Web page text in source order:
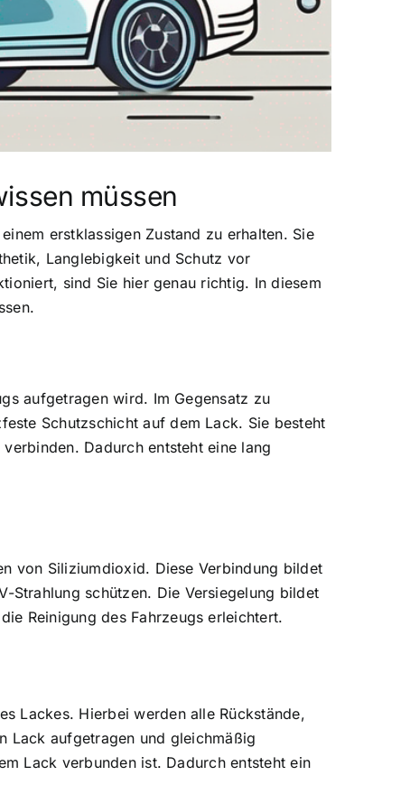
müssen
erstklassigen Zustand zu erhalten. Sie
Langlebigkeit und Schutz vor
sind Sie hier genau richtig. In diesem
aufgetragen wird. Im Gegensatz zu
Schutzschicht auf dem Lack. Sie besteht
Dadurch entsteht eine lang
von Siliziumdioxid. Diese Verbindung bildet
Strahlung schützen. Die Versiegelung bildet
Reinigung des Fahrzeugs erleichtert.
Lackes. Hierbei werden alle Rückstände,
Lack aufgetragen und gleichmäßig
Lack verbunden ist. Dadurch entsteht ein